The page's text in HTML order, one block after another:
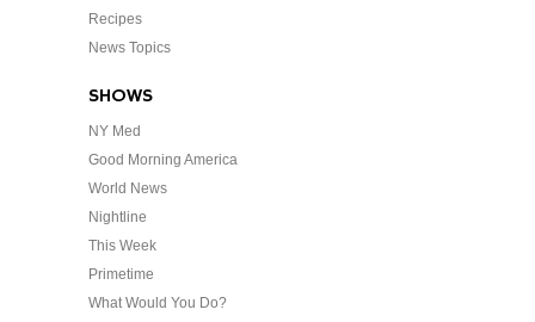
Recipes
News Topics
SHOWS
NY Med
Good Morning America
World News
Nightline
This Week
Primetime
What Would You Do?